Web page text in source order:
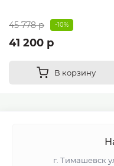
45 778 р -10%
41 200 р
В корзину
г. Тимашевск